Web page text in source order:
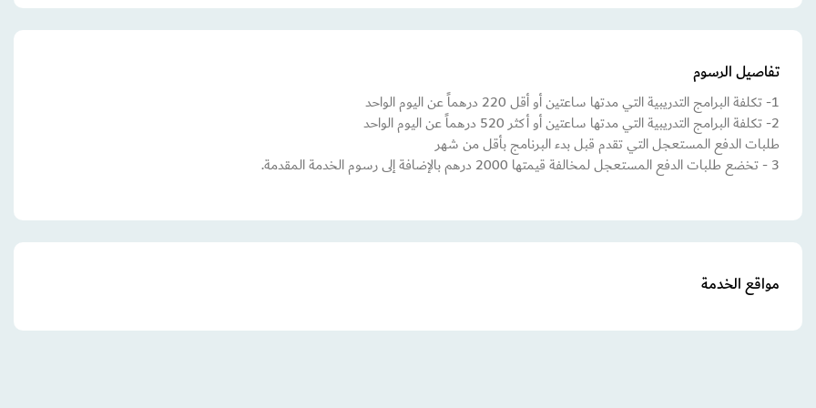
تفاصيل الرسوم
1- تكلفة البرامج التدريبية التي مدتها ساعتين أو أقل 220 درهماً عن اليوم الواحد
2- تكلفة البرامج التدريبية التي مدتها ساعتين أو أكثر 520 درهماً عن اليوم الواحد
طلبات الدفع المستعجل التي تقدم قبل بدء البرنامج بأقل من شهر
3 - تخضع طلبات الدفع المستعجل لمخالفة قيمتها 2000 درهم بالإضافة إلى رسوم الخدمة المقدمة.
مواقع الخدمة